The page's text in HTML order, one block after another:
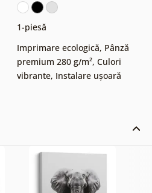
1-piesă
Imprimare ecologică, Pânză
premium 280 g/m², Culori
vibrante, Instalare ușoară